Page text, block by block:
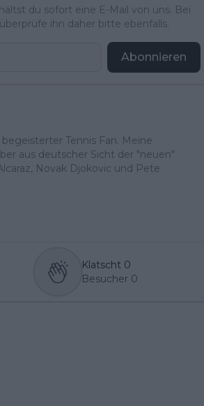
du sofort eine E-Mail von uns. Bei
ihn daher bitte ebenfalls.
Abonnieren
Tennis Fan. Meine
aus deutscher Sicht der "neuen"
Novak Djokovic und Pete
Klatscht 0
Besucher 0